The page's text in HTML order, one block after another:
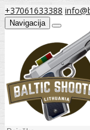
+37061633388
Navigacija